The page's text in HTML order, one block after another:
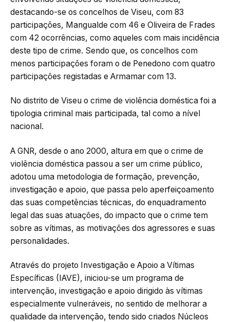
destacando-se os concelhos de Viseu, com 83
participações, Mangualde com 46 e Oliveira de Frades
com 42 ocorrências, como aqueles com mais incidência
deste tipo de crime. Sendo que, os concelhos com
menos participações foram o de Penedono com quatro
participações registadas e Armamar com 13.
No distrito de Viseu o crime de violência doméstica foi a
tipologia criminal mais participada, tal como a nível
nacional.
A GNR, desde o ano 2000, altura em que o crime de
violência doméstica passou a ser um crime público,
adotou uma metodologia de formação, prevenção,
investigação e apoio, que passa pelo aperfeiçoamento
das suas competências técnicas, do enquadramento
legal das suas atuações, do impacto que o crime tem
sobre as vítimas, as motivações dos agressores e suas
personalidades.
Através do projeto Investigação e Apoio a Vítimas
Específicas (IAVE), iniciou-se um programa de
intervenção, investigação e apoio dirigido às vítimas
especialmente vulneráveis, no sentido de melhorar a
qualidade da intervenção, tendo sido criados Núcleos